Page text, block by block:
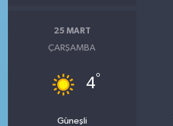
25 MART
ÇARŞAMBA
4°
Güneşli